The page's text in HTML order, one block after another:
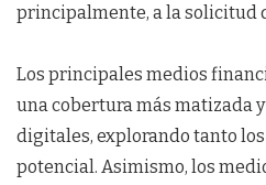
principalmente, a la solicitud
Los principales medios
una cobertura más matizada
digitales, explorando tanto
potencial. Asimismo, los